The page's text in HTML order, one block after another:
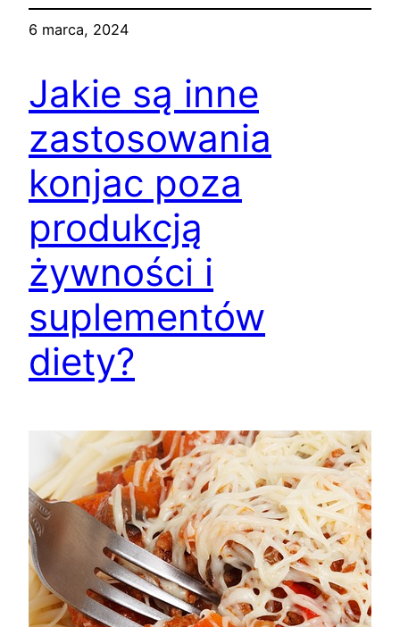
6 marca, 2024
Jakie są inne
zastosowania
konjac poza
produkcją
żywności i
suplementów
diety?